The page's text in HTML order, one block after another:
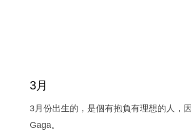
3月
3月份出生的，是個有抱負有理想的人，
Gaga。